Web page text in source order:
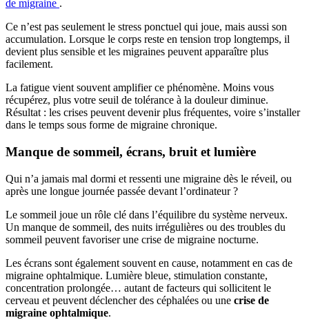
de migraine .
Ce n’est pas seulement le stress ponctuel qui joue, mais aussi son
accumulation. Lorsque le corps reste en tension trop longtemps, il
devient plus sensible et les migraines peuvent apparaître plus
facilement.
La fatigue vient souvent amplifier ce phénomène. Moins vous
récupérez, plus votre seuil de tolérance à la douleur diminue.
Résultat : les crises peuvent devenir plus fréquentes, voire s’installer
dans le temps sous forme de migraine chronique.
Manque de sommeil, écrans, bruit et lumière
Qui n’a jamais mal dormi et ressenti une migraine dès le réveil, ou
après une longue journée passée devant l’ordinateur ?
Le sommeil joue un rôle clé dans l’équilibre du système nerveux.
Un manque de sommeil, des nuits irrégulières ou des troubles du
sommeil peuvent favoriser une crise de migraine nocturne.
Les écrans sont également souvent en cause, notamment en cas de
migraine ophtalmique. Lumière bleue, stimulation constante,
concentration prolongée… autant de facteurs qui sollicitent le
cerveau et peuvent déclencher des céphalées ou une crise de
migraine ophtalmique.